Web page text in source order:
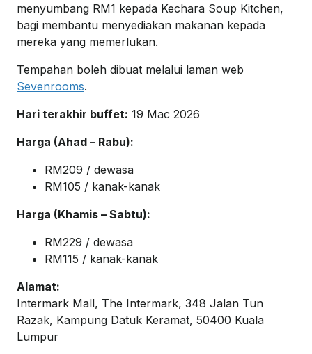
menyumbang RM1 kepada Kechara Soup Kitchen,
bagi membantu menyediakan makanan kepada
mereka yang memerlukan.
Tempahan boleh dibuat melalui laman web
Sevenrooms.
Hari terakhir buffet: 19 Mac 2026
Harga (Ahad – Rabu):
RM209 / dewasa
RM105 / kanak-kanak
Harga (Khamis – Sabtu):
RM229 / dewasa
RM115 / kanak-kanak
Alamat:
Intermark Mall, The Intermark, 348 Jalan Tun
Razak, Kampung Datuk Keramat, 50400 Kuala
Lumpur